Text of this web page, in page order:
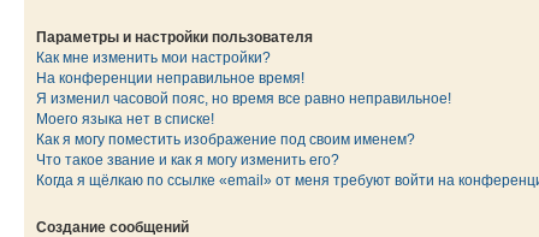
Параметры и настройки пользователя
Как мне изменить мои настройки?
На конференции неправильное время!
Я изменил часовой пояс, но время все равно неправильное!
Моего языка нет в списке!
Как я могу поместить изображение под своим именем?
Что такое звание и как я могу изменить его?
Когда я щёлкаю по ссылке «email» от меня требуют войти на
Создание сообщений